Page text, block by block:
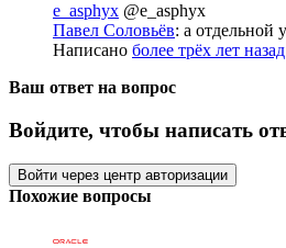
e_asphyx @e_asphyx
Павел Соловьёв: а отдельной
Написано более трёх лет назад
Ваш ответ на вопрос
Войдите, чтобы написать
Войти через центр авторизации
Похожие вопросы